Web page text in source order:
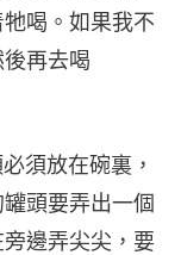
喝。如果我不
再去喝
須放在碗裏，
頭要弄出一個
邊弄尖尖，要